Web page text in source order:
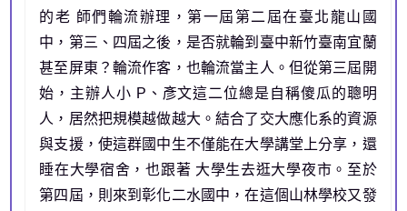
的老 師們輪流辦理，第一屆第二屆在臺北龍山國
中，第三、四屆之後，是否就輪到臺中新竹臺南宜蘭
甚至屏東？輪流作客，也輪流當主人。但從第三屆開
始，主辦人小 P、彥文這二位總是自稱傻瓜的聰明
人，居然把規模越做越大。結合了交大應化系的資源
與支援，使這群國中生不僅能在大學講堂上分享，還
睡在大學宿舍，也跟著 大學生去逛大學夜市。至於
第四屆，則來到彰化二水國中，在這個山林學校又發